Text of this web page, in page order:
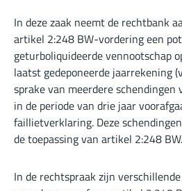
In deze zaak neemt de rechtbank
artikel 2:248 BW-vordering een
geturboliquideerde vennootschap
laatst gedeponeerde jaarrekening
sprake van meerdere
in de periode van drie jaar
faillietverklaring. Deze
de toepassing van artikel 2:248 BW.
In de rechtspraak zijn